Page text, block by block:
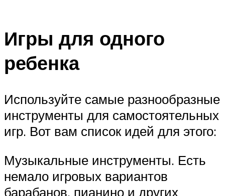
Игры для одного
ребенка
Используйте самые разнообразные
инструменты для самостоятельных
игр. Вот вам список идей для этого:
Музыкальные инструменты. Есть
немало игровых вариантов
барабанов, пианино и других